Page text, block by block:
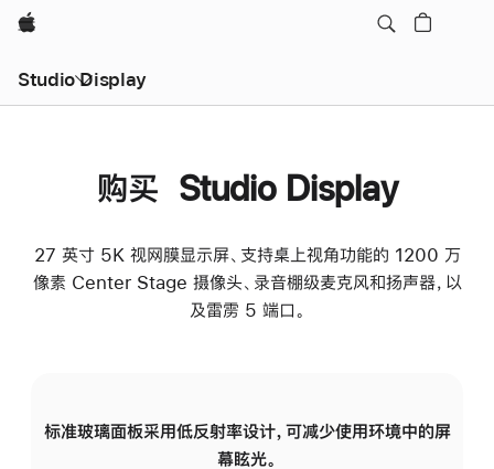
Apple
Studio Display
购买 Studio Display
27 英寸 5K 视网膜显示屏、支持桌上视角功能的 1200 万
像素 Center Stage 摄像头、录音棚级麦克风和扬声器，以
及雷雳 5 端口。
标准玻璃面板采用低反射率设计，可减少使用环境中的屏
幕眩光。